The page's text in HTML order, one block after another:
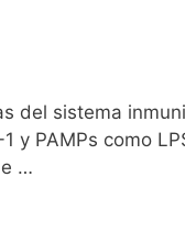
del sistema
PAMPs como
…